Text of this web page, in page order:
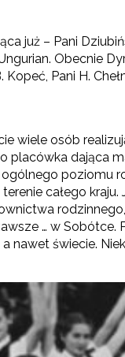
już – Pani
Obecnie
Pani H.
wiele osób
placówka dająca
poziomu
całego
… w
nawet świecie.